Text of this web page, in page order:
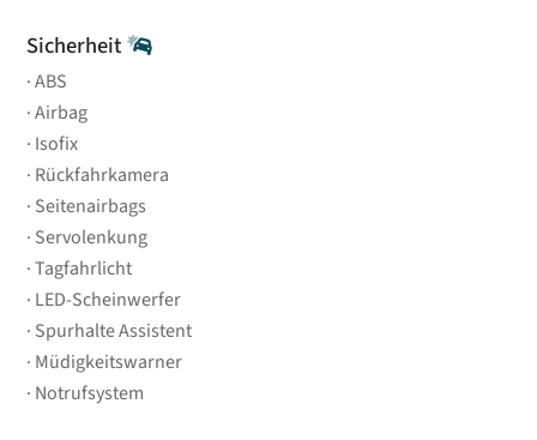
Sicherheit
ABS
Airbag
Isofix
Rückfahrkamera
Seitenairbags
Servolenkung
Tagfahrlicht
LED-Scheinwerfer
Spurhalte Assistent
Müdigkeitswarner
Notrufsystem